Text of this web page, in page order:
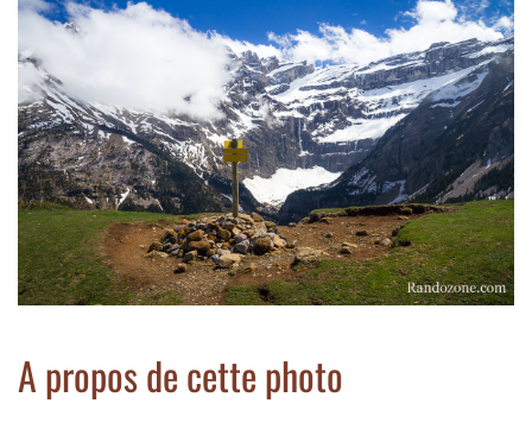
A propos de cette photo